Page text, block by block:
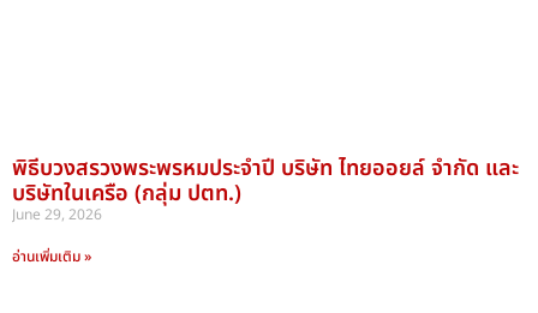
พิธีบวงสรวงพระพรหมประจำปี บริษัท ไทยออยล์ จำกัด และ
บริษัทในเครือ (กลุ่ม ปตท.)
June 29, 2026
อ่านเพิ่มเติม »